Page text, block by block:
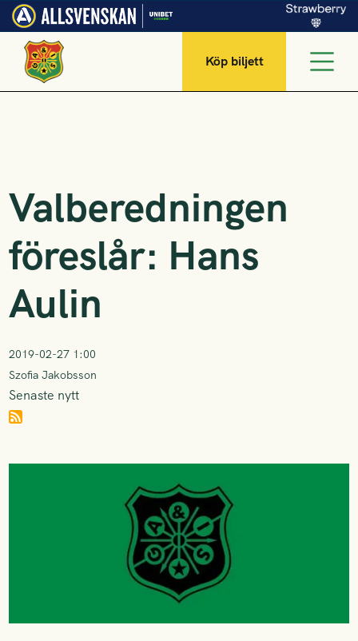
Köp biljett
Valberedningen
föreslår: Hans
Aulin
2019-02-27 1:00
Szofia Jakobsson
Senaste nytt